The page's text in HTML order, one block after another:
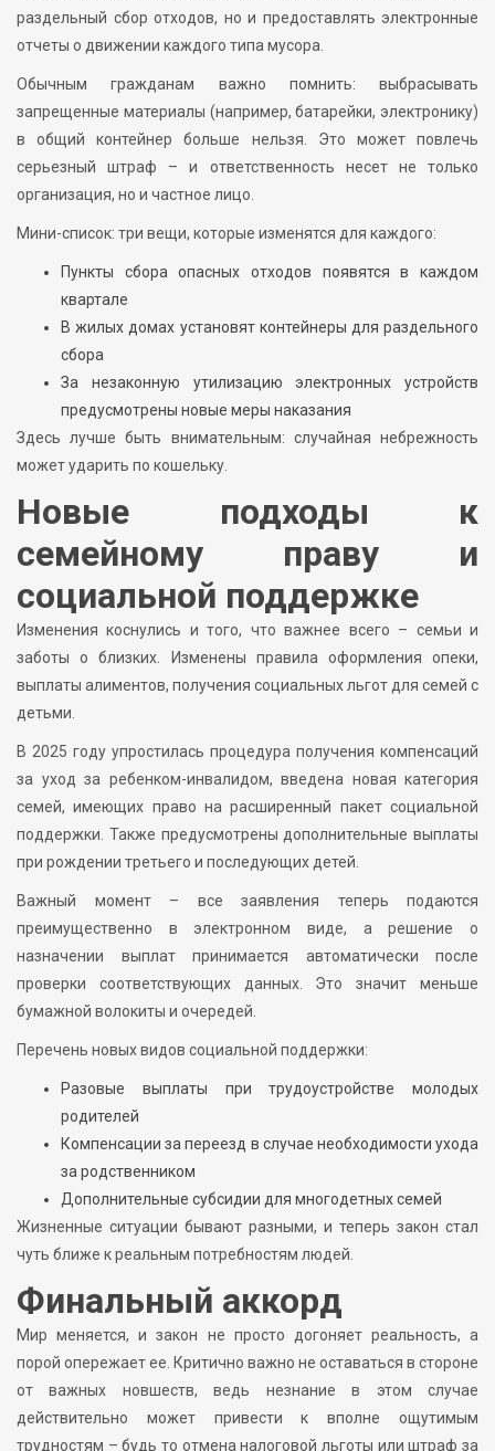
раздельный сбор отходов, но и предоставлять электронные
отчеты о движении каждого типа мусора.
Обычным гражданам важно помнить: выбрасывать
запрещенные материалы (например, батарейки, электронику)
в общий контейнер больше нельзя. Это может повлечь
серьезный штраф – и ответственность несет не только
организация, но и частное лицо.
Мини-список: три вещи, которые изменятся для каждого:
Пункты сбора опасных отходов появятся в каждом
квартале
В жилых домах установят контейнеры для раздельного
сбора
За незаконную утилизацию электронных устройств
предусмотрены новые меры наказания
Здесь лучше быть внимательным: случайная небрежность
может ударить по кошельку.
Новые подходы к
семейному праву и
социальной поддержке
Изменения коснулись и того, что важнее всего – семьи и
заботы о близких. Изменены правила оформления опеки,
выплаты алиментов, получения социальных льгот для семей с
детьми.
В 2025 году упростилась процедура получения компенсаций
за уход за ребенком-инвалидом, введена новая категория
семей, имеющих право на расширенный пакет социальной
поддержки. Также предусмотрены дополнительные выплаты
при рождении третьего и последующих детей.
Важный момент – все заявления теперь подаются
преимущественно в электронном виде, а решение о
назначении выплат принимается автоматически после
проверки соответствующих данных. Это значит меньше
бумажной волокиты и очередей.
Перечень новых видов социальной поддержки:
Разовые выплаты при трудоустройстве молодых
родителей
Компенсации за переезд в случае необходимости ухода
за родственником
Дополнительные субсидии для многодетных семей
Жизненные ситуации бывают разными, и теперь закон стал
чуть ближе к реальным потребностям людей.
Финальный аккорд
Мир меняется, и закон не просто догоняет реальность, а
порой опережает ее. Критично важно не оставаться в стороне
от важных новшеств, ведь незнание в этом случае
действительно может привести к вполне ощутимым
трудностям – будь то отмена налоговой льготы или штраф за